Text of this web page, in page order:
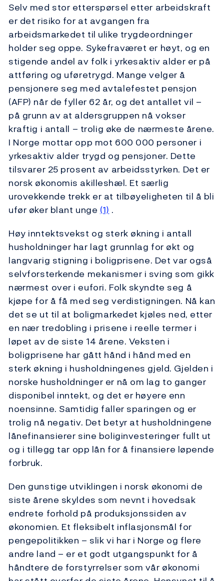
Selv med stor etterspørsel etter arbeidskraft
er det risiko for at avgangen fra
arbeidsmarkedet til ulike trygdeordninger
holder seg oppe. Sykefraværet er høyt, og en
stigende andel av folk i yrkesaktiv alder er på
attføring og uføretrygd. Mange velger å
pensjonere seg med avtalefestet pensjon
(AFP) når de fyller 62 år, og det antallet vil –
på grunn av at aldersgruppen nå vokser
kraftig i antall – trolig øke de nærmeste årene.
I Norge mottar opp mot 600 000 personer i
yrkesaktiv alder trygd og pensjoner. Dette
tilsvarer 25 prosent av arbeidsstyrken. Det er
norsk økonomis akilleshæl. Et særlig
urovekkende trekk er at tilbøyeligheten til å bli
ufør øker blant unge (1) .
Høy inntektsvekst og sterk økning i antall
husholdninger har lagt grunnlag for økt og
langvarig stigning i boligprisene. Det var også
selvforsterkende mekanismer i sving som gikk
nærmest over i eufori. Folk skyndte seg å
kjøpe for å få med seg verdistigningen. Nå kan
det se ut til at boligmarkedet kjøles ned, etter
en nær tredobling i prisene i reelle termer i
løpet av de siste 14 årene. Veksten i
boligprisene har gått hånd i hånd med en
sterk økning i husholdningenes gjeld. Gjelden i
norske husholdninger er nå om lag to ganger
disponibel inntekt, og det er høyere enn
noensinne. Samtidig faller sparingen og er
trolig nå negativ. Det betyr at husholdningene
lånefinansierer sine boliginvesteringer fullt ut
og i tillegg tar opp lån for å finansiere løpende
forbruk.
Den gunstige utviklingen i norsk økonomi de
siste årene skyldes som nevnt i hovedsak
endrete forhold på produksjonssiden av
økonomien. Et fleksibelt inflasjonsmål for
pengepolitikken – slik vi har i Norge og flere
andre land – er et godt utgangspunkt for å
håndtere de forstyrrelser som vår økonomi